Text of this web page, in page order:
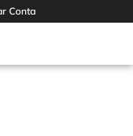
Conta